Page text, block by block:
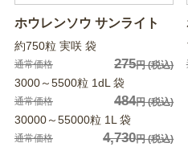
ホウレンソウ サンライト
約750粒 実咲 袋
通常価格 275円(税込)
3000～5500粒 1dL 袋
通常価格 484円(税込)
30000～55000粒 1L 袋
通常価格 4,730円(税込)